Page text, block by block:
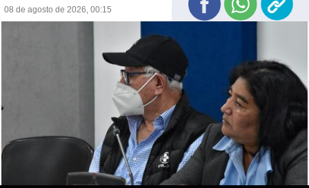
08 de agosto de 2026, 00:15